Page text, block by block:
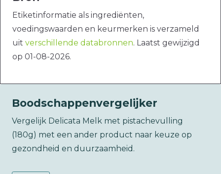
Etiketinformatie als ingrediënten,
voedingswaarden en keurmerken is verzameld
uit verschillende databronnen. Laatst gewijzigd
op 01-08-2026.
Boodschappenvergelijker
Vergelijk Delicata Melk met pistachevulling
(180g) met een ander product naar keuze op
gezondheid en duurzaamheid.